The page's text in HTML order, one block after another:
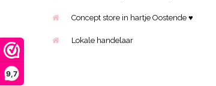
9,7
Concept store in hartje Oostende ♥
Lokale handelaar